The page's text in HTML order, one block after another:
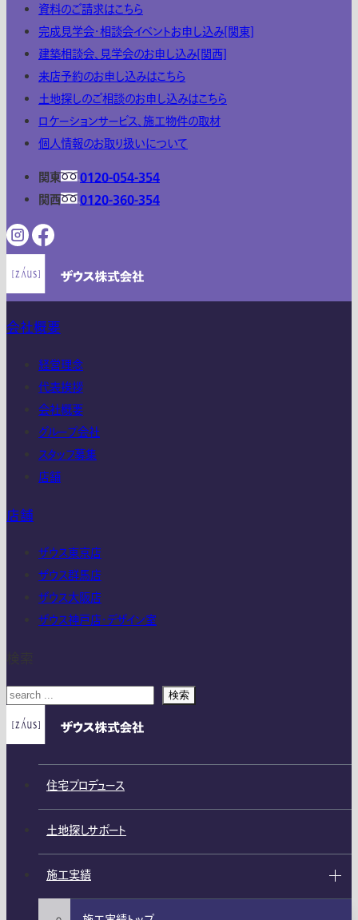
資料のご請求はこちら
完成見学会・相談会イベントお申し込み[関東]
建築相談会、見学会のお申し込み[関西]
来店予約のお申し込みはこちら
土地探しのご相談のお申し込みはこちら
ロケーションサービス、施工物件の取材
個人情報のお取り扱いについて
関東
0120-054-354
関西
0120-360-354
会社概要
経営理念
代表挨拶
会社概要
グループ会社
スタッフ募集
店舗
店舗
ザウス東京店
ザウス群馬店
ザウス大阪店
ザウス神戸店・デザイン室
検索
住宅プロデュース
土地探しサポート
施工実績